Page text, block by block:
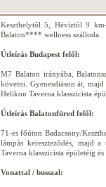
Keszthelytől 5, Hévíztől 9
Balaton**** wellness szálloda.
Útleírás Budapest felől:
M7 Balaton irányába,
követni. Gyenesdiáson át,
Helikon Taverna klasszicista
Útleírás Balatonfüred felől:
71-es főúton Badacsony/
lámpás kereszteződés, majd
Taverna klasszicista épületéig
Vonattal / busszal: